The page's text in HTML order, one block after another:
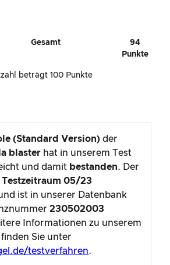
Gesamt
94
Punkte
beträgt 100 Punkte
(Standard Version) der
blaster hat in unserem Test
und damit bestanden. Der
Testzeitraum05/23
ist in unserer Datenbank
230502003
Informationen zu unserem
Sie unter
testverfahren.